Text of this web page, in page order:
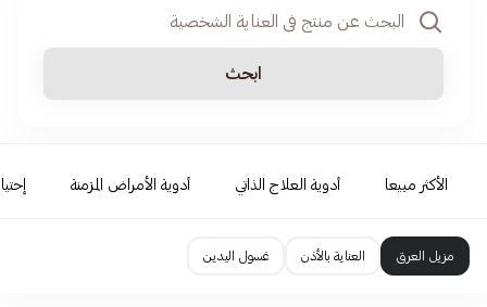
ابحث
الأكثر مبيعا أدوية العلاج الذاتي أدوية الأمراض المزمنة
مزيل العرق العناية بالأذن غسول اليدين